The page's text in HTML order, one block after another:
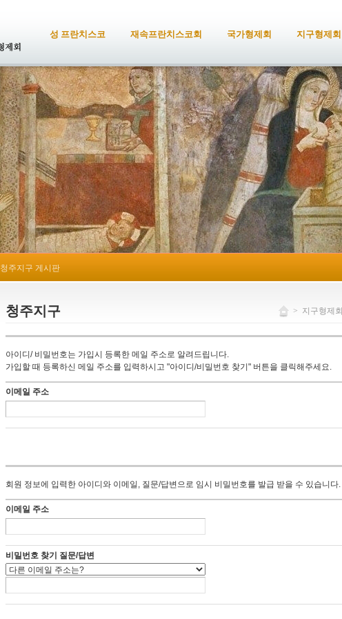
성 프란치스코 재속프란치스코회 국가형제회 지구형제회
청주지구 게시판
청주지구 > 지구형제회
아이디/ 비밀번호는 가입시 등록한 메일 주소로 알려드립니다.
가입할 때 등록하신 메일 주소를 입력하시고 "아이디/비밀번호 찾기" 버튼을 클릭해주세요.
이메일 주소
회원 정보에 입력한 아이디와 이메일, 질문/답변으로 임시 비밀번호를 발급 받을 수 있습니다.
이메일 주소
비밀번호 찾기 질문/답변